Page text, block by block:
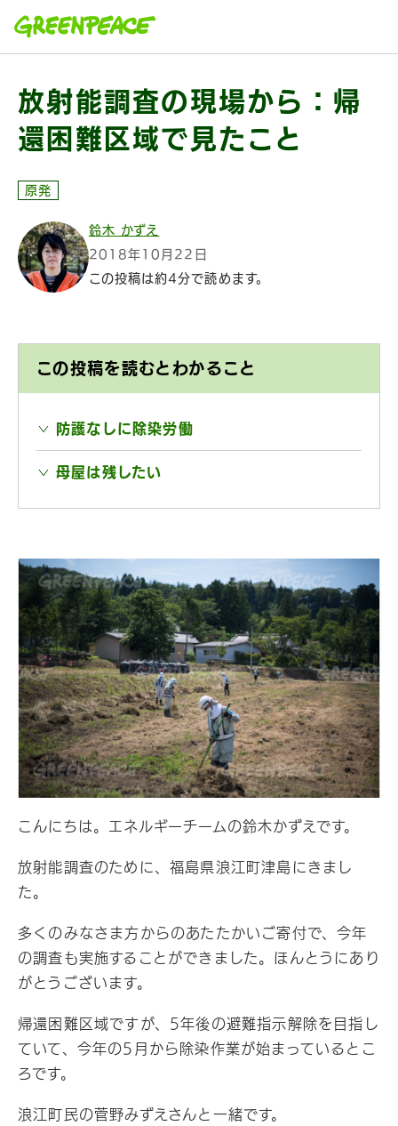
放射能調査の現場から：帰
還困難区域で見たこと
原発
鈴木 かずえ
2018年10月22日
この投稿は約4分で読めます。
この投稿を読むとわかること
防護なしに除染労働
母屋は残したい
こんにちは。エネルギーチームの鈴木かずえです。
放射能調査のために、福島県浪江町津島にきまし
た。
多くのみなさま方からのあたたかいご寄付で、今年
の調査も実施することができました。 ほんとうにあり
がとうございます。
帰還困難区域ですが、5年後の避難指示解除を目指し
ていて、今年の5月から除染作業が始まっているとこ
ろです。
浪江町民の菅野みずえさんと一緒です。